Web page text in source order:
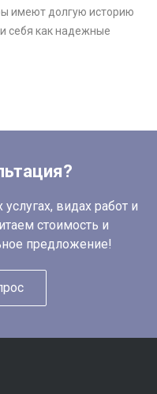
имеют долгую историю
себя как надежные
видах работ и
стоимость и
предложение!